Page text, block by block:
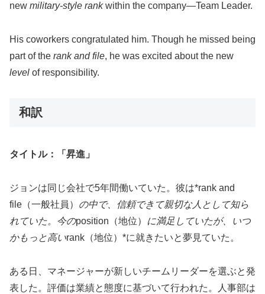
new military-style rankwithin the company—Team Leader.
His coworkers congratulated him. Though he missed being
part of the rank and file, he was excited about the new
level of responsibility.
和訳
タイトル：「昇進」
ジョンは同じ会社で5年間働いていた。彼は*rank and
file（一般社員） の中で、信頼できて親切な人として知ら
れていた。今のposition（地位）
に満足していたが、いつ
かもっと高いrank（地位）*に就きたいと夢見ていた。
ある日、マネージャーが新しいチームリーダーを選ぶと発
表した。評価は業績と態度に基づいて行われた。人事部は